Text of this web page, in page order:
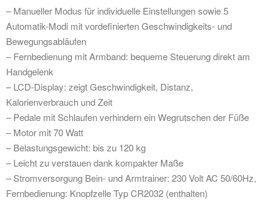
– Manueller Modus für individuelle Einstellungen sowie 5
Automatik-Modi mit vordefinierten Geschwindigkeits- und
Bewegungsabläufen
– Fernbedienung mit Armband: bequeme Steuerung direkt am
Handgelenk
– LCD-Display: zeigt Geschwindigkeit, Distanz,
Kalorienverbrauch und Zeit
– Pedale mit Schlaufen verhindern ein Wegrutschen der Füße
– Motor mit 70 Watt
– Belastungsgewicht: bis zu 120 kg
– Leicht zu verstauen dank kompakter Maße
– Stromversorgung Bein- und Armtrainer: 230 Volt AC 50/60Hz,
Fernbedienung: Knopfzelle Typ CR2032 (enthalten)